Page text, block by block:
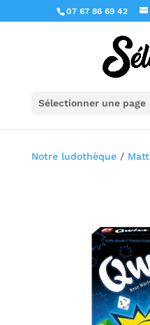
07 67 86 69 42
Sélectionner une page
Notre ludothèque/